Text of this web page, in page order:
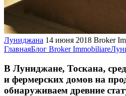
Луниджана 14 июня 2018 Broker
ГлавнаяБлог Broker Immobiliare
В Луниджане, Тоскана,
и фермерских домов на
обнаруживаем древние